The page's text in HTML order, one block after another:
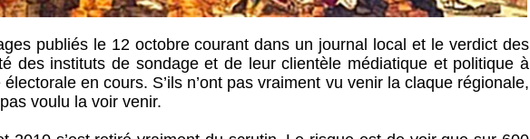
publiés le 12 octobre courant dans un journal local et le verdict des
des instituts de sondage et de leur clientèle médiatique et politique à
en cours. S’ils n’ont pas vraiment vu venir la claque régionale,
voulu la voir venir.